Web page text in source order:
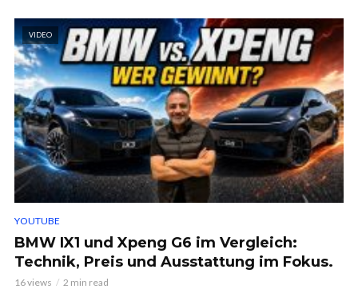
VIDEO
YOUTUBE
BMW IX1 und Xpeng G6 im Vergleich:
Technik, Preis und Ausstattung im Fokus.
16 views 2 min read